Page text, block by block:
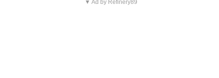
▼ Ad by Refinery89